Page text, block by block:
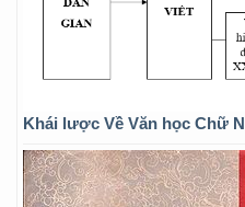
Khái lược Về Văn học Chữ